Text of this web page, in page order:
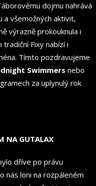
dojmu nahrává
všemožných aktivit,
výrazně prokouknula i
Fixy nabízí i
Tímto pozdravujeme
Swimmers nebo
za uplynulý rok
NA GUTALAX
dříve po právu
nás loni na rozpáleném